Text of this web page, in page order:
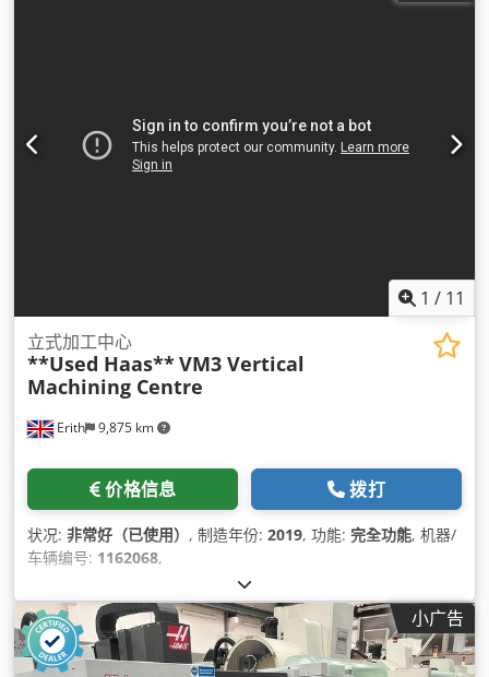
1 / 11
Erith 9,875 km
立式加工中心
**Used Haas**VM3 Vertical
Machining Centre
价格信息 拨打
状况: 非常好（已使用） , 制造年份: 2019, 功能: 完全功能, 机器/
车辆编号: 1162068,
小广告